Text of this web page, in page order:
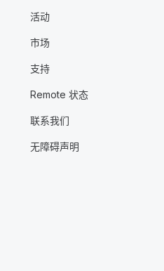
活动
市场
支持
Remote 状态
联系我们
无障碍声明